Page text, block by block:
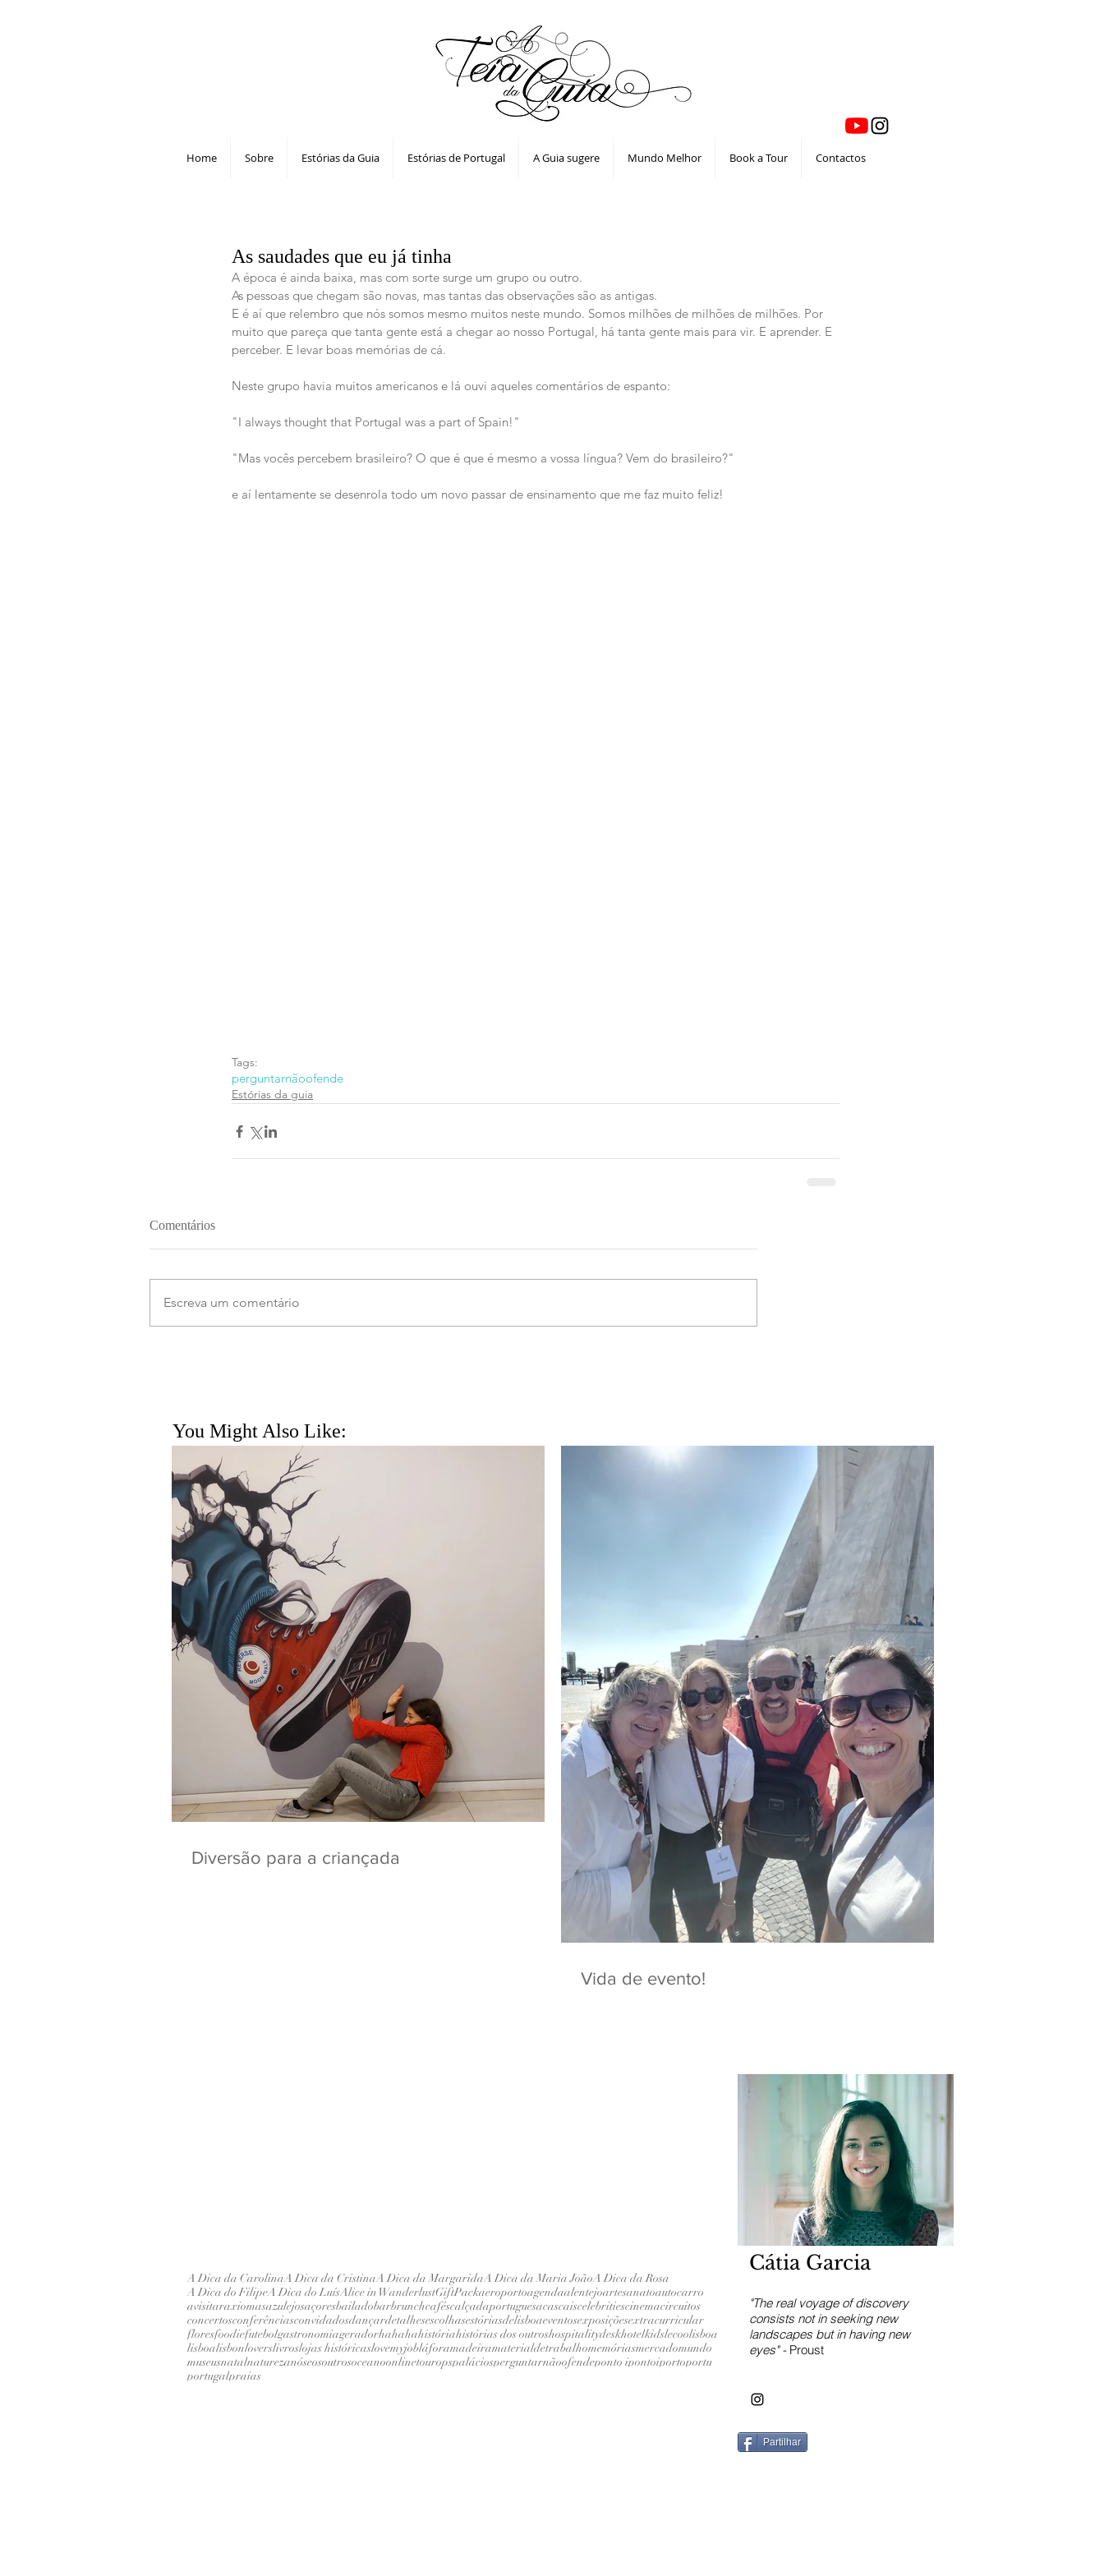
Home Sobre Estórias da Guia Estórias de Portugal A Guia sugere Mundo Melhor Book a Tour Contactos
As saudades que eu já tinha
A época é ainda baixa, mas com sorte surge um grupo ou outro.
As pessoas que chegam são novas, mas tantas das observações são as antigas.
E é aí que relembro que nós somos mesmo muitos neste mundo. Somos milhões de milhões de milhões. Por
muito que pareça que tanta gente está a chegar ao nosso Portugal, há tanta gente mais para vir. E aprender. E
perceber. E levar boas memórias de cá.
Neste grupo havia muitos americanos e lá ouvi aqueles comentários de espanto:
"I always thought that Portugal was a part of Spain!"
"Mas vocês percebem brasileiro? O que é que é mesmo a vossa língua? Vem do brasileiro?"
e aí lentamente se desenrola todo um novo passar de ensinamento que me faz muito feliz!
Tags:
perguntarnãoofende
Estórias da guia
Comentários
Escreva um comentário
You Might Also Like:
Diversão para a criançada
Vida de evento!
A Dica da CarolinaA Dica da CristinaA Dica da MargaridaA Dica da Maria JoãoA Dica da Rosa
A Dica do FilipeA Dica do LuísAlice in WanderlustGiftPackaeroportoagendaalentejoartesanatoautocarro
avisitaraxiomasazulejosaçoresbailadobarbrunchcaféscalçadaportuguesacascaiscelebritiescinemacircuitos
concertosconferênciasconvidadosdançardetalhesescolhasestóriasdelisboaeventosexposiçõesextracurricular
floresfoodiefutebolgastronomiageradorhahahahistóriahistórias dos outroshospitalitydeskhotelkidslecoolisboa
lisboalisbonloverslivroslojas históricaslovemyjobláforamadeiramaterialdetrabalhomemóriasmercadomundo
museusnatalnaturezanóseosoutrosoceanoonlinetouropspaláciosperguntarnãoofendeponto ipontoiportoportu
portugalpraias
Cátia Garcia
"The real voyage of discovery
consists not in seeking new
landscapes but in having new
eyes" - Proust
Partilhar